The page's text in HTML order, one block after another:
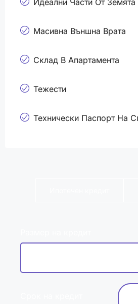
Идеални Части От Земята
Масивна Външна Врата
Склад В Апартамента
Тежести
Технически Паспорт На